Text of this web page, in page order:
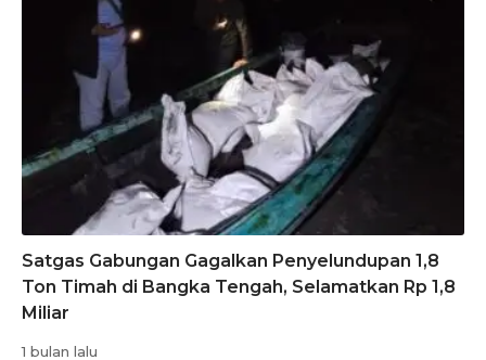
Satgas Gabungan Gagalkan Penyelundupan 1,8
Ton Timah di Bangka Tengah, Selamatkan Rp 1,8
Miliar
1 bulan lalu